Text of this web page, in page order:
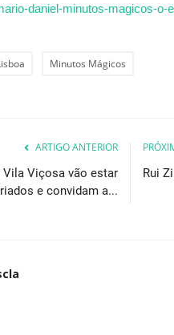
daniel-minutos-magicos-o-
Minutos Mágicos
ARTIGO ANTERIOR
Vila Viçosa vão estar
e convidam a...
Rui
4930